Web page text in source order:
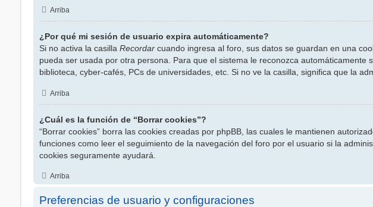
Arriba
¿Por qué mi sesión de usuario expira automáticamente?
Si no activa la casilla Recordarcuando ingresa al foro, sus datos se guardan en una
pueda ser usada por otra persona. Para que el sistema le reconozca
biblioteca, cyber-cafés, PCs de universidades, etc. Si no ve la casilla, significa que la
Arriba
¿Cuál es la función de “Borrar cookies”?
“Borrar cookies” borra las cookies creadas por phpBB, las cuales le mantienen
funciones como leer el seguimiento de la navegación del foro por el usuario si la
cookies seguramente ayudará.
Arriba
Preferencias de usuario y configuraciones